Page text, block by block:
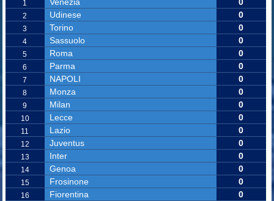
1
2 Udinese 0
3 Torino 0
4 Sassuolo 0
5 Roma 0
6 Parma 0
7 NAPOLI 0
8 Monza 0
9 Milan 0
10 Lecce 0
11 Lazio 0
12 Juventus 0
13 Inter 0
14 Genoa 0
15 Frosinone 0
16 Fiorentina 0